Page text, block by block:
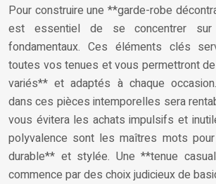
Pour construire une **garde-robe
est essentiel de se concentrer sur
fondamentaux. Ces éléments clés
toutes vos tenues et vous permettront
variés** et adaptés à chaque
dans ces pièces intemporelles sera
vous évitera les achats impulsifs et
polyvalence sont les maîtres mots
durable** et stylée. Une **tenue
commence par des choix judicieux de